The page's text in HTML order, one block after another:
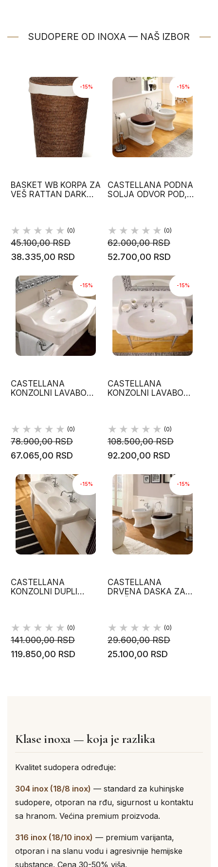
SUDOPERE OD INOXA — NAŠ IZBOR
-15%
BASKET WB KORPA ZA
VEŠ RATTAN DARK
(0)
45.100,00 RSD
38.335,00 RSD
-15%
CASTELLANA PODNA
SOLJA ODVOR POD,
(0)
62.000,00 RSD
52.700,00 RSD
-15%
CASTELLANA
KONZOLNI LAVABO
(0)
78.900,00 RSD
67.065,00 RSD
-15%
CASTELLANA
KONZOLNI LAVABO
(0)
108.500,00 RSD
92.200,00 RSD
-15%
CASTELLANA
KONZOLNI DUPLI
(0)
141.000,00 RSD
119.850,00 RSD
-15%
CASTELLANA
DRVENA DASKA ZA
(0)
29.600,00 RSD
25.100,00 RSD
Klase inoxa — koja je razlika
Kvalitet sudopera određuje:
304 inox (18/8 inox) — standard za kuhinjske
sudopere, otporan na rđu, sigurnost u kontaktu
sa hranom. Većina premium proizvoda.
316 inox (18/10 inox) — premium varijanta,
otporan i na slanu vodu i agresivnije hemijske
substance. Cena 30-50% viša.